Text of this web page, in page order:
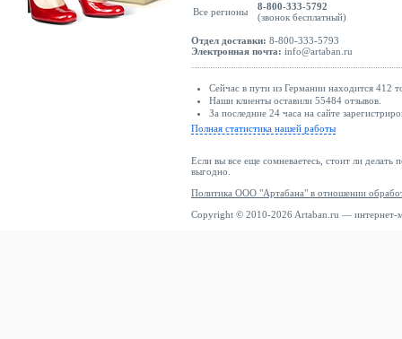
Все регионы
8-800-333-5792
(звонок бесплатный)
Отдел доставки: 8-800-333-5793
Электронная почта: info@artaban.ru
Сейчас в пути из Германии находится 412
Наши клиенты оставили 55484 отзывов.
За последние 24 часа на сайте
Полная статистика нашей работы
Если вы все еще сомневаетесь, стоит ли делать
выгодно.
Политика ООО "Артабана" в отношении
Copyright © 2010-2026 Artaban.ru — интернет-